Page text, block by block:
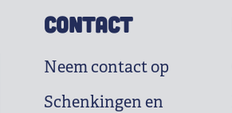
CONTACT
Neem contact op
Schenkingen en